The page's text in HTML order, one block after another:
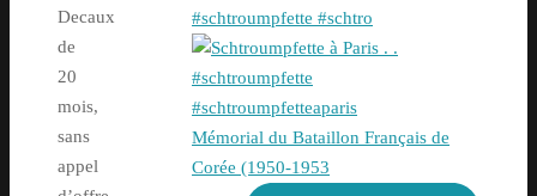
Decaux
de
20
mois,
sans
appel
#schtroumpfette #schtro
Mémorial du Bataillon Français de
Corée (1950-1953